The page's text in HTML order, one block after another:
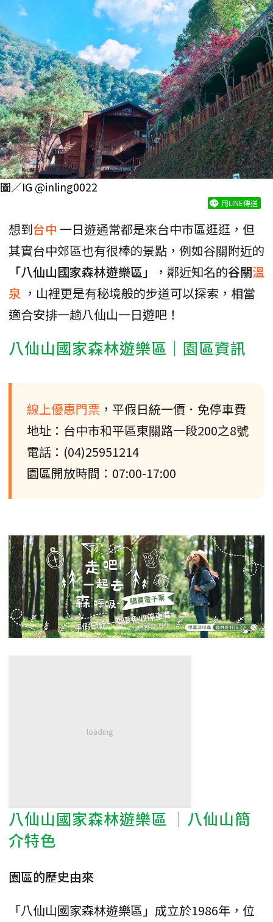
圖／IG @inling0022
用LINE傳送
想到台中 一日遊通常都是來台中市區逛逛，但
其實台中郊區也有很棒的景點，例如谷關附近的
「八仙山國家森林遊樂區」
，鄰近知名的谷關溫
泉 ，山裡更是有秘境般的步道可以探索，相當
適合安排一趟八仙山一日遊吧！
八仙山國家森林遊樂區｜園區資訊
線上優惠門票 ，平假日統一價．免停車費
地址：台中市和平區東關路一段200之8號
電話：(04)25951214
園區開放時間：07:00-17:00
八仙山國家森林遊樂區 ｜八仙山簡
介特色
園區的歷史由來
「八仙山國家森林遊樂區」成立於1986年，位